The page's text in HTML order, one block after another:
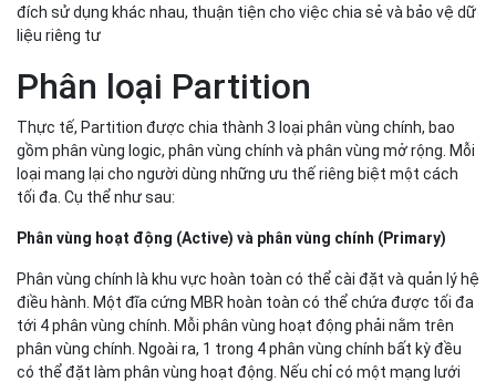
đích sử dụng khác nhau, thuận tiện cho việc chia sẻ và bảo vệ dữ
liệu riêng tư
Phân loại Partition
Thực tế, Partition được chia thành 3 loại phân vùng chính, bao
gồm phân vùng logic, phân vùng chính và phân vùng mở rộng. Mỗi
loại mang lại cho người dùng những ưu thế riêng biệt một cách
tối đa. Cụ thể như sau:
Phân vùng hoạt động (Active) và phân vùng chính (Primary)
Phân vùng chính là khu vực hoàn toàn có thể cài đặt và quản lý hệ
điều hành. Một đĩa cứng MBR hoàn toàn có thể chứa được tối đa
tới 4 phân vùng chính. Mỗi phân vùng hoạt động phải nằm trên
phân vùng chính. Ngoài ra, 1 trong 4 phân vùng chính bất kỳ đều
có thể đặt làm phân vùng hoạt động. Nếu chỉ có một mạng lưới